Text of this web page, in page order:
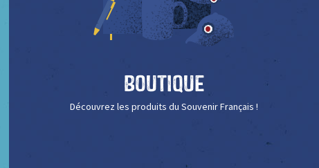
Boutique
Découvrez les produits du Souvenir Français !